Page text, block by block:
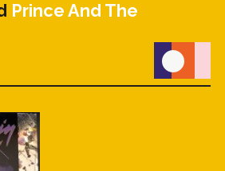
Prince And The